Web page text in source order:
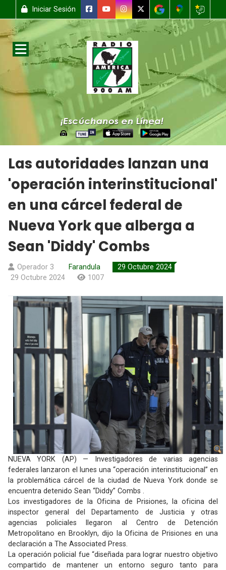
Iniciar Sesión
Las autoridades lanzan una
'operación interinstitucional'
en una cárcel federal de
Nueva York que alberga a
Sean 'Diddy' Combs
Operador 3 Farandula
29 Octubre 2024
29 Octubre 2024
1007
NUEVA YORK (AP) — Investigadores de varias agencias
federales lanzaron el lunes una “operación interinstitucional” en
la problemática cárcel de la ciudad de Nueva York donde se
encuentra detenido Sean “Diddy” Combs .
Los investigadores de la Oficina de Prisiones, la oficina del
inspector general del Departamento de Justicia y otras
agencias policiales llegaron al Centro de Detención
Metropolitano en Brooklyn, dijo la Oficina de Prisiones en una
declaración a The Associated Press.
La operación policial fue “diseñada para lograr nuestro objetivo
compartido de mantener un entorno seguro tanto para